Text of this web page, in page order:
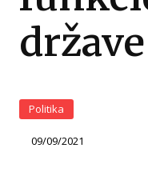
Politika
09/09/2021